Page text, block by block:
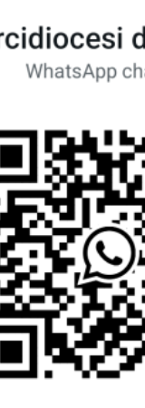
in
- Fiano
in
20.30 -
don